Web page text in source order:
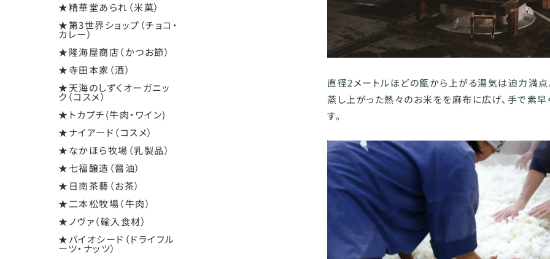
★精華堂あられ（米菓）
★第3世界ショップ（チョコ・
カレー）
★隆海屋商店（かつお節）
★寺田本家（酒）
★天海のしずくオーガニッ
ク（コスメ）
★トカプチ(牛肉・ワイン)
★ナイアード（コスメ）
★なかほら牧場（乳製品）
★七福醸造（醤油）
★日南茶藝（お茶）
★二本松牧場（牛肉）
★ノヴァ（輸入食材）
★バイオシード（ドライフル
ーツ・ナッツ）
直径2メートルほどの甑から上がる湯気は迫力満点
蒸し上がった熱々のお米をを麻布に広げ、手で素早
す。